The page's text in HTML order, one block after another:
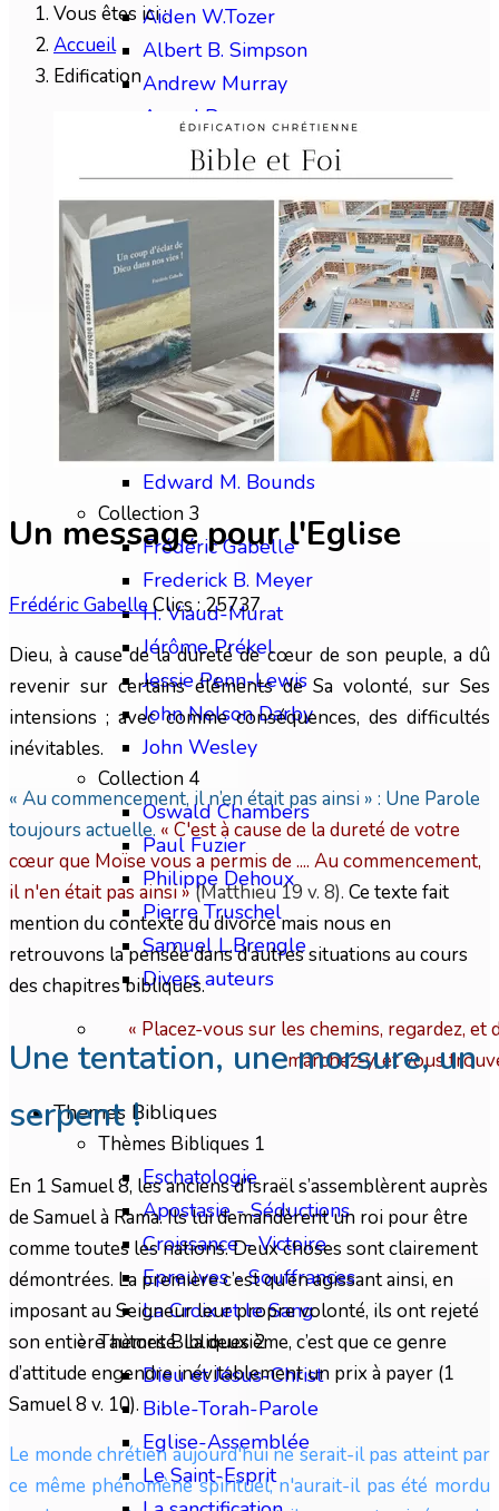
Aiden W.Tozer
Albert B. Simpson
Andrew Murray
Arend Remmers
Arthur Katz
Austin Sparks
Benjamin Gabelle
Collection 2
Charles H.Mackintosh
Charles Spurgeon
Chip Brogden
Christian Briem
Charles Finney
David Wilkerson
Edward M. Bounds
Collection 3
Frédéric Gabelle
Frederick B. Meyer
H. Viaud-Murat
Jérôme Prékel
Jessie Penn-Lewis
John Nelson Darby
John Wesley
Collection 4
Oswald Chambers
Paul Fuzier
Philippe Dehoux
Pierre Truschel
Samuel L.Brengle
Divers auteurs
« Placez-vous sur les chemins, regardez,
marchez-y, et vous
Themes Bibliques
Thèmes Bibliques 1
Eschatologie
Apostasie - Séductions
Croissance - Victoire
Epreuves - Souffrances
La Croix et le Sang
Thèmes Bibliques 2
Dieu et Jésus-Christ
Bible-Torah-Parole
Eglise-Assemblée
Le Saint-Esprit
Vous êtes ici :
Accueil
Edification
Un message pour l'Eglise
Frédéric GabelleClics : 25737
Dieu, à cause de la dureté de cœur de son peuple, a dû
revenir sur certains éléments de Sa volonté, sur Ses
intensions ; avec comme conséquences, des difficultés
inévitables.
« Au commencement, il n’en était pas ainsi » : Une Parole
toujours actuelle. « C'est à cause de la dureté de votre
cœur que Moïse vous a permis de .... Au commencement,
il n'en était pas ainsi »(Matthieu 19 v. 8). Ce texte fait
mention du contexte du divorce mais nous en
retrouvons la pensée dans d’autres situations au cours
des chapitres bibliques.
Une tentation, une morsure, un
serpent !
En 1 Samuel 8, les anciens d’Israël s’assemblèrent auprès
de Samuel à Rama. Ils lui demandèrent un roi pour être
comme toutes les nations. Deux choses sont clairement
démontrées. La première c’est qu’en agissant ainsi, en
imposant au Seigneur leur propre volonté, ils ont rejeté
son entière autorité. La deuxième, c’est que ce genre
d’attitude engendre inévitablement un prix à payer (1
Samuel 8 v. 10).
Le monde chrétien aujourd'hui ne serait-il pas atteint par
ce même phénomène spirituel, n'aurait-il pas été mordu